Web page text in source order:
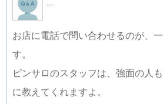
---
お店に電話で問い合わせるのが、
す。
ピンサロのスタッフは、強面の人
に教えてくれますよ。